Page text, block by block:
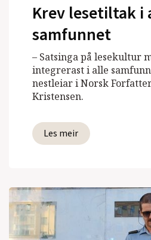
Krev lesetiltak i
samfunnet
– Satsinga på lesekultur
integrerast i alle
nestleiar i Norsk
Kristensen.
Les meir